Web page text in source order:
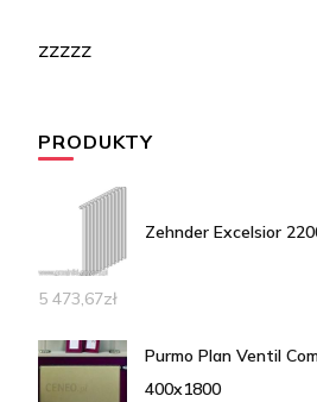
zzzzz
PRODUKTY
Zehnder Excelsior
5 473,67zł
Purmo Plan Ventil
400x1800